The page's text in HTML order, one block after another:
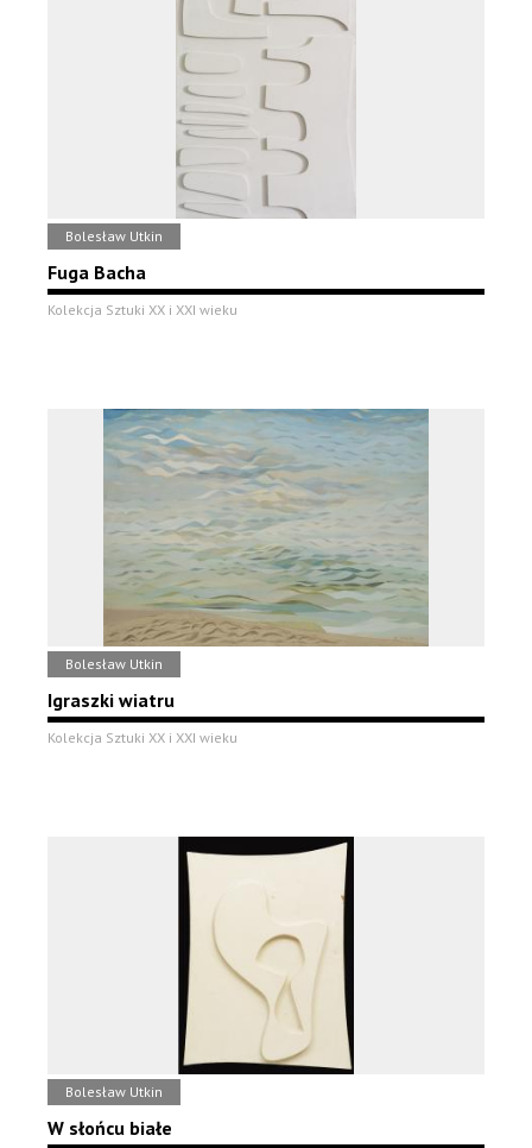
Bolesław Utkin
Fuga Bacha
Kolekcja Sztuki XX i XXI wieku
Bolesław Utkin
Igraszki wiatru
Kolekcja Sztuki XX i XXI wieku
Bolesław Utkin
W słońcu białe